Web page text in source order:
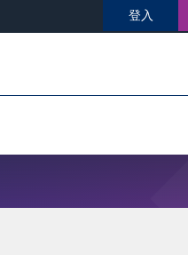
登入